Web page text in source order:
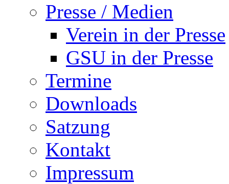
Presse / Medien
Verein in der Presse
GSU in der Presse
Termine
Downloads
Satzung
Kontakt
Impressum